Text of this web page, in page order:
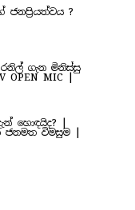
ජනප්‍රියත්වය ?
ගැන මිනිස්සු
MIC |
හොඳයිද? |
විමසුම |